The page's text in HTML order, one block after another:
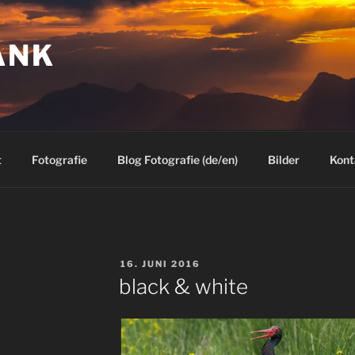
Fotografie Blog Fotografie (de/en) Bilder
VERÖFFENTLICHT
AM
16. JUNI 2016
black & white